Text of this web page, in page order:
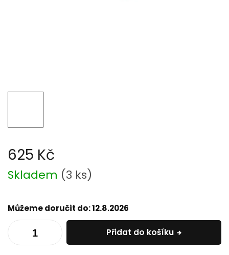
625 Kč
Měrná
cena:
Skladem (3 ks)
Můžeme doručit do:12.8.2026
Přidat do košíku